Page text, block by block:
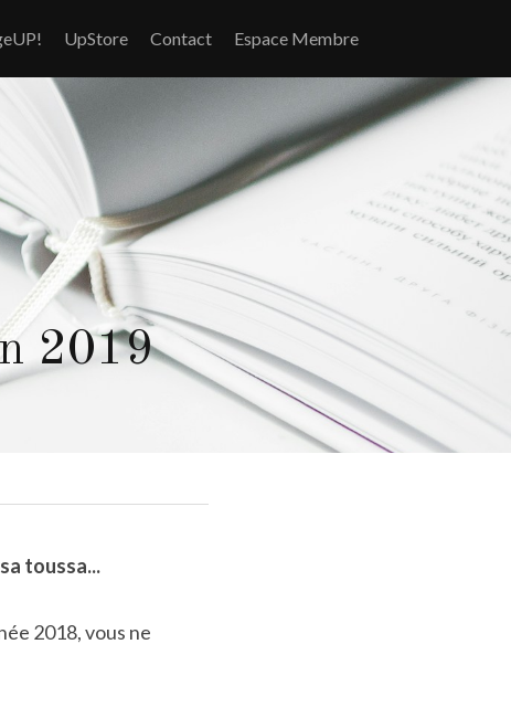
UpStore Contact Espace Membre
2019
toussa...
2018, vous ne